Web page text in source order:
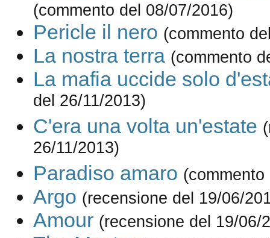
(commento del 08/07/2016)
Pericle il nero (commento
La nostra terra (commento
La mafia uccide solo
del 26/11/2013)
C'era una volta un'estate
26/11/2013)
Paradiso amaro
Argo (recensione del 19/06/
Amour (recensione del 19/06/